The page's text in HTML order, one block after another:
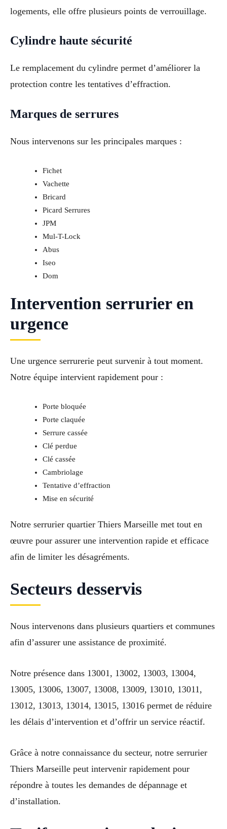
logements, elle offre plusieurs points de verrouillage.
Cylindre haute sécurité
Le remplacement du cylindre permet d’améliorer la
protection contre les tentatives d’effraction.
Marques de serrures
Nous intervenons sur les principales marques :
Fichet
Vachette
Bricard
Picard Serrures
JPM
Mul-T-Lock
Abus
Iseo
Dom
Intervention serrurier en
urgence
Une urgence serrurerie peut survenir à tout moment.
Notre équipe intervient rapidement pour :
Porte bloquée
Porte claquée
Serrure cassée
Clé perdue
Clé cassée
Cambriolage
Tentative d’effraction
Mise en sécurité
Notre serrurier quartier Thiers Marseille met tout en
œuvre pour assurer une intervention rapide et efficace
afin de limiter les désagréments.
Secteurs desservis
Nous intervenons dans plusieurs quartiers et communes
afin d’assurer une assistance de proximité.
Notre présence dans 13001, 13002, 13003, 13004,
13005, 13006, 13007, 13008, 13009, 13010, 13011,
13012, 13013, 13014, 13015, 13016 permet de réduire
les délais d’intervention et d’offrir un service réactif.
Grâce à notre connaissance du secteur, notre serrurier
Thiers Marseille peut intervenir rapidement pour
répondre à toutes les demandes de dépannage et
d’installation.